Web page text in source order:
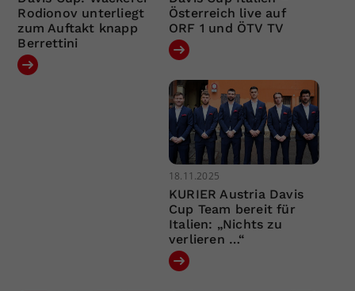
Rodionov unterliegt
zum Auftakt knapp
Berrettini
Österreich live auf
ORF 1 und ÖTV TV
18.11.2025
KURIER Austria Davis
Cup Team bereit für
Italien: „Nichts zu
verlieren …“